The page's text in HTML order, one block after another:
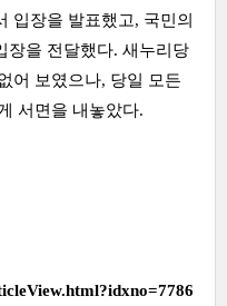
입장을 발표했고, 국민의
장을 전달했다. 새누리당
어 보였으나, 당일 모든
서면을 내놓았다.